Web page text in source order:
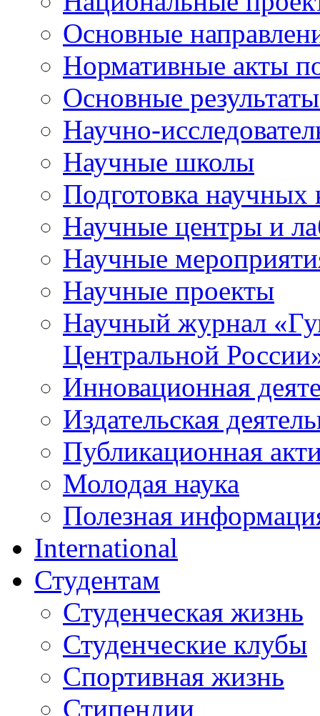
Основные
Нормативные акты
Основные
Научно-
Научные школы
Подготовка научных
Научные центры и
Научные
Научные проекты
Научный журнал «
Центральной
Инновационная
Издательская
Публикационная
Молодая наука
Полезная
International
Студентам
Студенческая жизнь
Студенческие клубы
Спортивная жизнь
Стипендии